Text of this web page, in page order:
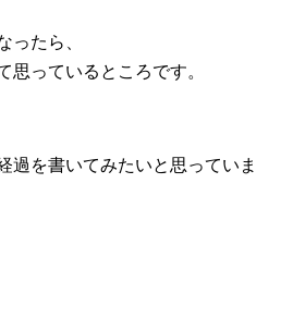
ったら、
思っているところです。
過を書いてみたいと思っていま